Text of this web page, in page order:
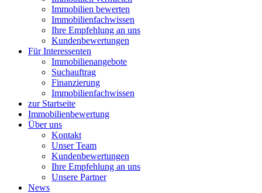
Immobilien bewerten
Immobilienfachwissen
Ihre Empfehlung an uns
Kundenbewertungen
Für Interessenten
Immobilienangebote
Suchauftrag
Finanzierung
Immobilienfachwissen
zur Startseite
Immobilienbewertung
Über uns
Kontakt
Unser Team
Kundenbewertungen
Ihre Empfehlung an uns
Unsere Partner
News